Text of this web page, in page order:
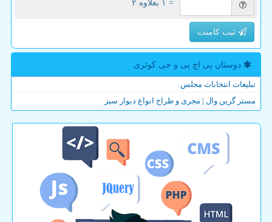
= ۱ بعلاوه ۲
ثبت کامنت
دوستان پی اچ پی و جی كوئری
تبلیغات انتخابات مجلس
مستر گرین وال | مجری و طراح انواع دیوار سبز